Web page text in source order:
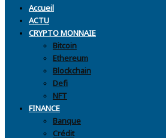
Accueil
ACTU
CRYPTO MONNAIE
Bitcoin
Ethereum
Blockchain
Defi
NFT
FINANCE
Banque
Crédit